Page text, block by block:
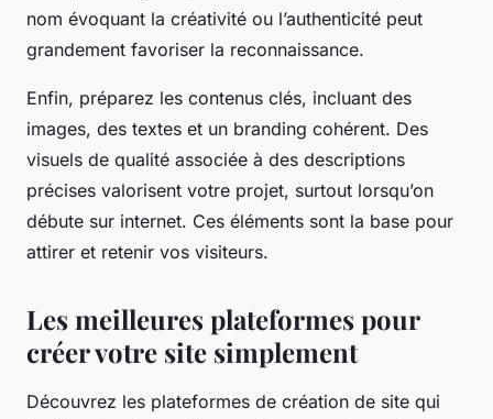
nom évoquant la créativité ou l’authenticité peut
grandement favoriser la reconnaissance.
Enfin, préparez les contenus clés, incluant des
images, des textes et un branding cohérent. Des
visuels de qualité associée à des descriptions
précises valorisent votre projet, surtout lorsqu’on
débute sur internet. Ces éléments sont la base pour
attirer et retenir vos visiteurs.
Les meilleures plateformes pour
créer votre site simplement
Découvrez les plateformes de création de site qui